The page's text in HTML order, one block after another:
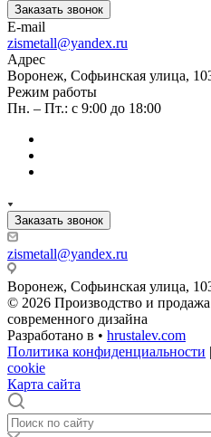
Заказать звонок
E-mail
zismetall@yandex.ru
Адрес
Воронеж, Софьинская улица,
Режим работы
Пн. – Пт.: с 9:00 до 18:00
Заказать звонок
zismetall@yandex.ru
Воронеж, Софьинская улица,
© 2026 Производство и
современного дизайна
Разработано в • hrustalev.com
Политика конфиденциальности |
cookie
Карта сайта